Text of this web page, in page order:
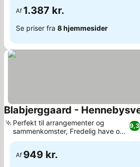
Af 1.387 kr.
Se priser fra 8 hjemmesider
Blabjerggaard -
9,3
Perfekt til arrangementer og
sammenkomster, Fredelig have og
udendørs spa
Af 949 kr.